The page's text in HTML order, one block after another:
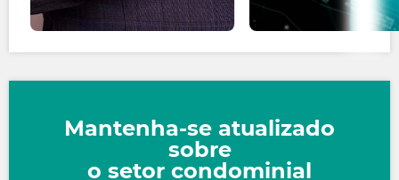
Mantenha-se atualizado
sobre
o setor condominial